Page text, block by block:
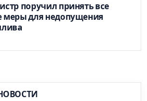
поручил принять все
меры для недопущения